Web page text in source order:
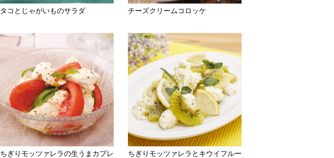
タコとじゃがいものサラダ チーズクリームコロッケ
ちぎりモッツァレラの生うまカプレ
ちぎりモッツァレラとキウイフルー